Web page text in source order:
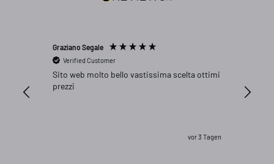
Graziano Segale
Verified Customer
Sito web molto bello vastissima scelta ottimi
prezzi
vor 3 Tagen